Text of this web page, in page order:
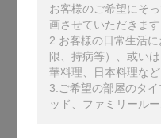
お客様のご希望にそ
画させていただきます
2.お客様の日常生活
限、持病等）、或い
華料理、日本料理など
3.ご希望の部屋のタ
ッド、ファミリールー